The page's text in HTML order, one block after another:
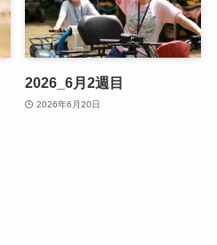
2026_6月2週目
2026年6月20日